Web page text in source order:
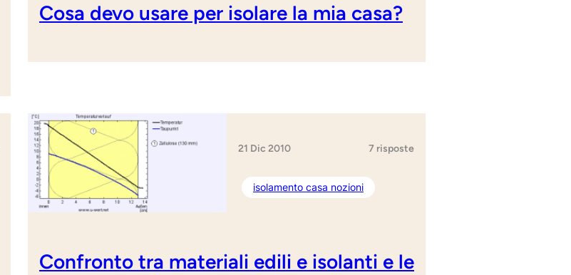
Cosa devo usare per isolare la mia casa?
21 Dic 2010 7 risposte
isolamento casa nozioni
Confronto tra materiali edili e isolanti e le